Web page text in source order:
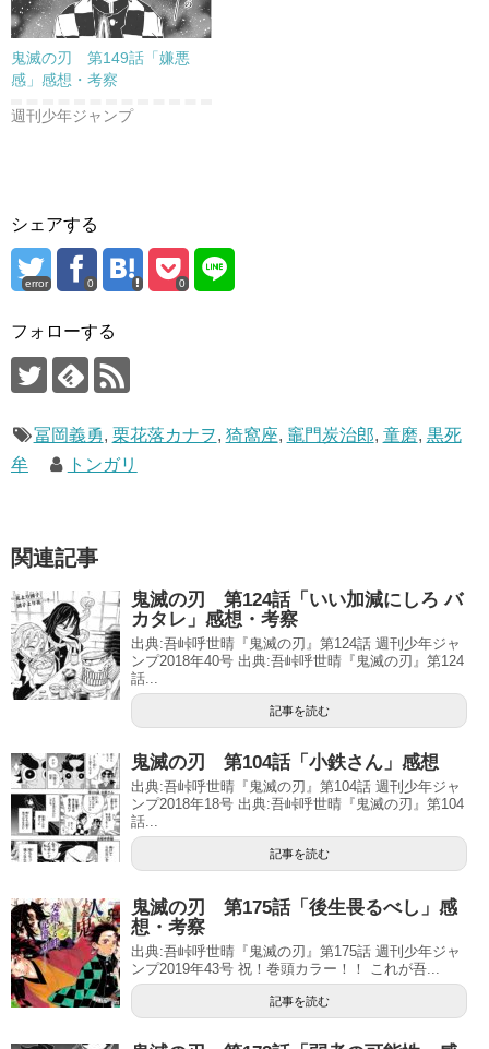
鬼滅の刃 第149話「嫌悪
感」感想・考察
週刊少年ジャンプ
シェアする
error 0 0
フォローする
冨岡義勇, 栗花落カナヲ, 猗窩座, 竈門炭治郎, 童磨, 黒死
牟
トンガリ
関連記事
鬼滅の刃 第124話「いい加減にしろ バ
カタレ」感想・考察
出典:吾峠呼世晴『鬼滅の刃』第124話 週刊少年ジャ
ンプ2018年40号 出典:吾峠呼世晴『鬼滅の刃』第124
話...
記事を読む
鬼滅の刃 第104話「小鉄さん」感想
出典:吾峠呼世晴『鬼滅の刃』第104話 週刊少年ジャ
ンプ2018年18号 出典:吾峠呼世晴『鬼滅の刃』第104
話...
記事を読む
鬼滅の刃 第175話「後生畏るべし」感
想・考察
出典:吾峠呼世晴『鬼滅の刃』第175話 週刊少年ジャ
ンプ2019年43号 祝！巻頭カラー！！ これが吾...
記事を読む